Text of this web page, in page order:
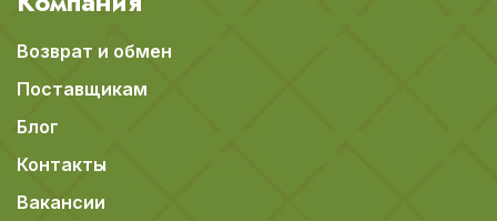
Возврат и обмен
Поставщикам
Блог
Контакты
Вакансии